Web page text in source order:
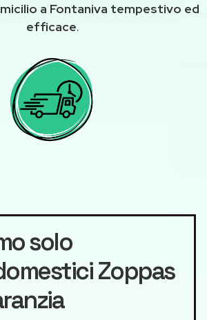
a Fontaniva tempestivo ed
efficace.
solo
Zoppas